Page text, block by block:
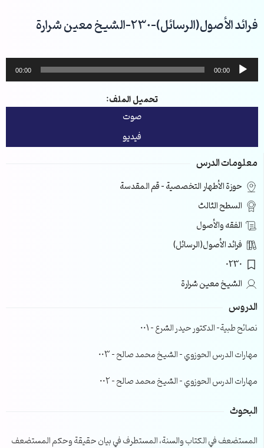
إلى
المحتوى
فرائد الأصول(الرسائل)-230-الشيخ معين شرارة
مشغل
الصوت
00:00
00:00
تحميل الملف:
صوت
فيديو
معلومات الدرس
حوزة الأطهار التخصصية – قم المقدسة
السطح الثالث
الفقه والأصول
فرائد الأصول(الرسائل)
0230
الشيخ معين شرارة
الدروس
نصائح طبية- الدكتور حيدر الشرع – 001
مهارات الدرس الحوزوي – الشيخ محمد صالح – 003
مهارات الدرس الحوزوي – الشيخ محمد صالح – 002
البحوث
المستضعف في الكتاب والسنة، المستطرف في بيان حقيقة وحكم المستضعف